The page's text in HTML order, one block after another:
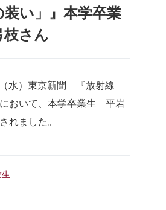
装い」』本学卒業
さん
水）東京新聞 『放射線
において、本学卒業生 平岩
れました。